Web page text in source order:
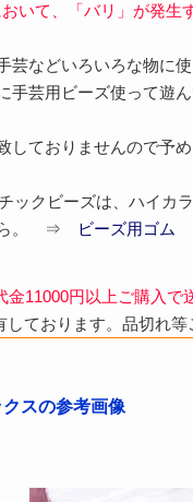
いて、「バリ」が発生
芸などいろいろな物に
芸用ビーズ使って遊ん
しておりませんので
ックビーズは、ハイカ
ら。 ⇒
ビーズ用ゴム
金11000円以上ご購入で
ております。品切れ
スの参考画像